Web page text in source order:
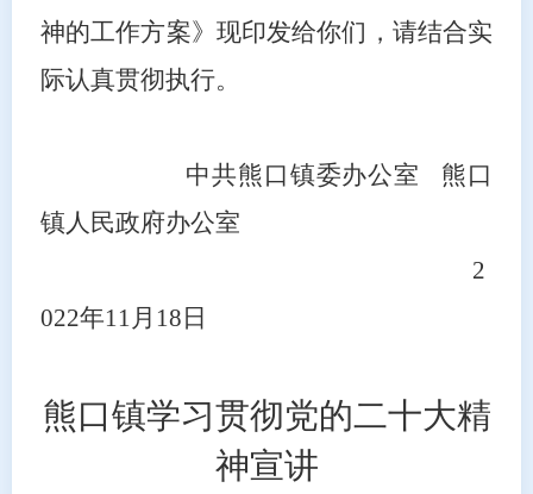
神的工作方案》现印发给你们，请结合实
际认真贯彻执行。
中共熊口镇委办公室
熊口
镇人民政府办公室
2
022年11月18日
熊口镇学习贯彻党的二十大精
神宣讲